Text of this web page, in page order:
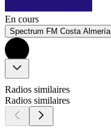
En cours
Spectrum FM Costa Almería
Radios similaires
Radios similaires